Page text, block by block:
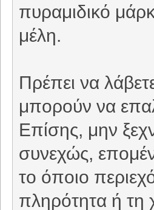
πυραμιδικό
μέλη.
Πρέπει να
μπορούν να
Επίσης, μην
συνεχώς,
το όποιο
πληρότητα ή τη